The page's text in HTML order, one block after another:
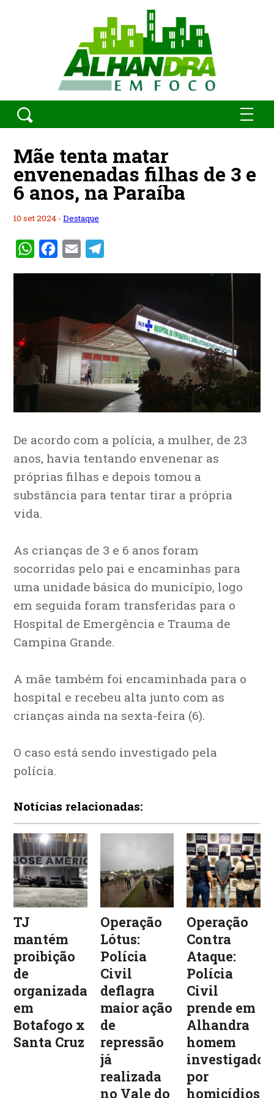
Mãe tenta matar
envenenadas filhas de 3 e
6 anos, na Paraíba
10 set 2024 -Destaque
WhatsAppFacebook
Email
De acordo com a polícia, a mulher, de 23
anos, havia tentando envenenar as
próprias filhas e depois tomou a
substância para tentar tirar a própria
vida.
As crianças de 3 e 6 anos foram
socorridas pelo pai e encaminhas para
uma unidade básica do município, logo
em seguida foram transferidas para o
Hospital de Emergência e Trauma de
Campina Grande.
A mãe também foi encaminhada para o
hospital e recebeu alta junto com as
crianças ainda na sexta-feira (6).
O caso está sendo investigado pela
polícia.
Notícias relacionadas:
TJ
mantém
proibição
de
organizadas
em
Botafogo x
Santa Cruz
Operação
Lótus:
Polícia
Civil
deflagra
maior ação
de
repressão
já
realizada
no Vale do
Operação
Contra
Ataque:
Polícia
Civil
prende em
Alhandra
homem
investigado
por
homicídios